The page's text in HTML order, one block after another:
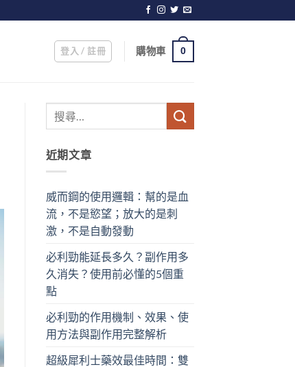
登入 / 註冊 購物車 0
近期文章
威而鋼的使用邏輯：幫的是血
流，不是慾望；放大的是刺
激，不是自動發動
必利勁能延長多久？副作用多
久消失？使用前必懂的5個重
點
必利勁的作用機制、效果、使
用方法與副作用完整解析
超級犀利士藥效最佳時間：雙